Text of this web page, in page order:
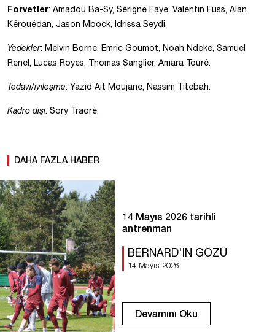
Forvetler: Amadou Ba-Sy, Sérigne Faye, Valentin Fuss, Alan
Kérouédan, Jason Mbock, Idrissa Seydi.
Yedekler: Melvin Borne, Emric Goumot, Noah Ndeke, Samuel
Renel, Lucas Royes, Thomas Sanglier, Amara Touré.
Tedavi/iyileşme: Yazid Ait Moujane, Nassim Titebah.
Kadro dışı: Sory Traoré.
DAHA FAZLA HABER
14 Mayıs 2026 tarihli
antrenman
BERNARD'IN GÖZÜ
14 Mayıs 2026
Devamını Oku